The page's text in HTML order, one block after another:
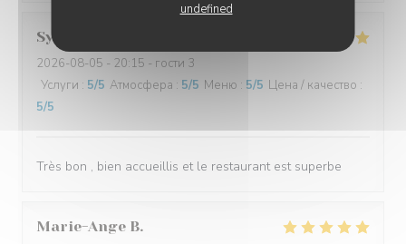
undefined
Sylvette
2026-08-05 - 20:15 - гости 3
Услуги : 5/5 Атмосфера : 5/5 Меню : 5/5 Цена / качество :
5/5
Très bon , bien accueillis et le restaurant est superbe
Marie-Ange B